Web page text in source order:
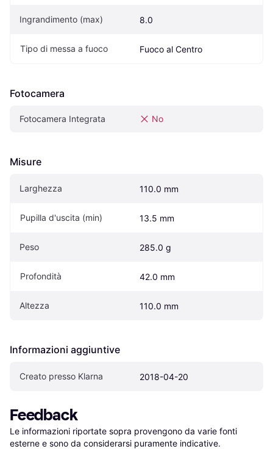
Ingrandimento (max) 8.0
Tipo di messa a fuoco Fuoco al Centro
Fotocamera
Fotocamera Integrata No
Misure
Larghezza 110.0 mm
Pupilla d'uscita (min) 13.5 mm
Peso 285.0 g
Profondità 42.0 mm
Altezza 110.0 mm
Informazioni aggiuntive
Creato presso Klarna 2018-04-20
Feedback
Le informazioni riportate sopra provengono da varie fonti
esterne e sono da considerarsi puramente indicative.